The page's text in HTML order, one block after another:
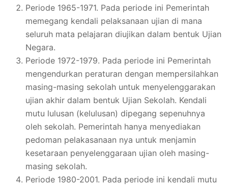
Periode 1965-1971. Pada periode ini Pemerintah
memegang kendali pelaksanaan ujian di mana
seluruh mata pelajaran diujikan dalam bentuk Ujian
Negara.
Periode 1972-1979. Pada periode ini Pemerintah
mengendurkan peraturan dengan mempersilahkan
masing-masing sekolah untuk menyelenggarakan
ujian akhir dalam bentuk Ujian Sekolah. Kendali
mutu lulusan (kelulusan) dipegang sepenuhnya
oleh sekolah. Pemerintah hanya menyediakan
pedoman pelakasanaan nya untuk menjamin
kesetaraan penyelenggaraan ujian oleh masing-
masing sekolah.
Periode 1980-2001. Pada periode ini kendali mutu